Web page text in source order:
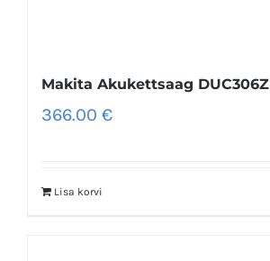
Makita Akukettsaag DUC306Z
366.00 €
Lisa korvi